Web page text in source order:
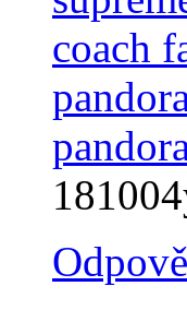
coach